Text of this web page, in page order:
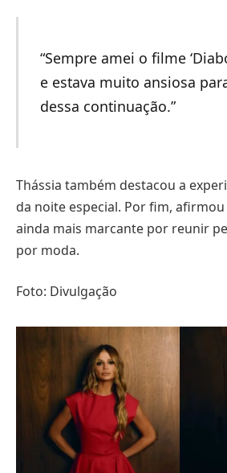
“Sempre amei o filme
e estava muito ansiosa
dessa continuação.”
Thássia também destacou a
da noite especial. Por fim,
ainda mais marcante por reunir
por moda.
Foto: Divulgação